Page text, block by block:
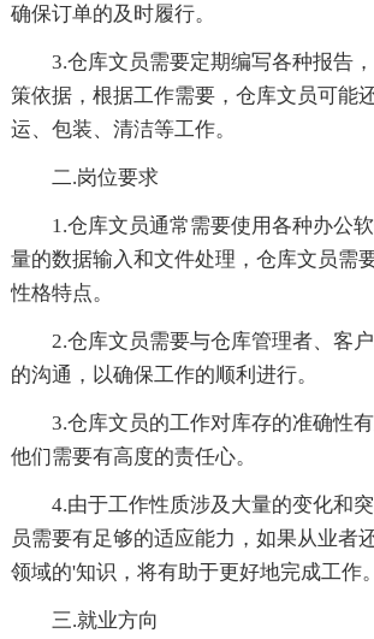
确保订单的及时履行。
3.仓库文员需要定期编写各种报告，
策依据，根据工作需要，仓库文员可能
运、包装、清洁等工作。
二.岗位要求
1.仓库文员通常需要使用各种办公软
量的数据输入和文件处理，仓库文员需
性格特点。
2.仓库文员需要与仓库管理者、客户
的沟通，以确保工作的顺利进行。
3.仓库文员的工作对库存的准确性有
他们需要有高度的责任心。
4.由于工作性质涉及大量的变化和突
员需要有足够的适应能力，如果从业者
领域的'知识，将有助于更好地完成工作。
三.就业方向